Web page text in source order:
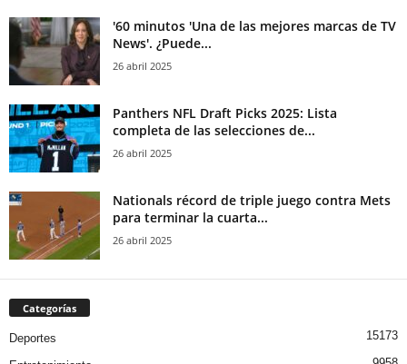
'60 minutos 'Una de las mejores marcas de TV
News'. ¿Puede...
26 abril 2025
Panthers NFL Draft Picks 2025: Lista
completa de las selecciones de...
26 abril 2025
Nationals récord de triple juego contra Mets
para terminar la cuarta...
26 abril 2025
Categorías
Deportes 15173